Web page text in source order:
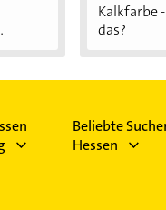
Kalkfarbe
das?
Beliebte
Hessen